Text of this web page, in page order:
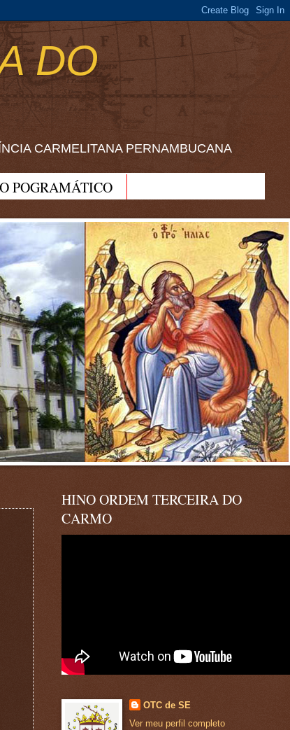
DO
CARMELITANA PERNAMBUCANA
POGRAMÁTICO
HINO ORDEM TERCEIRA DO
CARMO
OTC de SE
Ver meu perfil completo